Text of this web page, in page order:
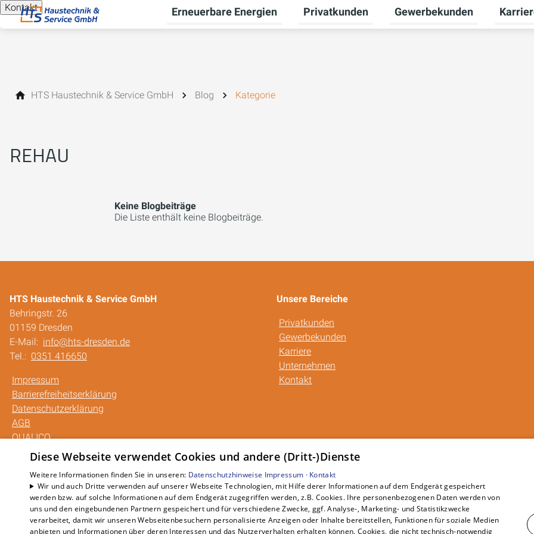
Kontakt Erneuerbare Energien
Untermenü für Erneuerbare Energien umschalten
Privatkunden
Untermenü für Privatkunden
Gewerbekunden
HTS Haustechnik & Service GmbH Blog Kategorie
REHAU
Keine Blogbeiträge
Die Liste enthält keine Blogbeiträge.
HTS Haustechnik & Service GmbH
Behringstr. 26
01159 Dresden
E-Mail: info@hts-dresden.de
Tel.: 0351 416650
Impressum
Barrierefreiheitserklärung
Datenschutzerklärung
AGB
QUALICO
Unsere Bereiche
Privatkunden
Gewerbekunden
Karriere
Unternehmen
Kontakt
Diese Webseite verwendet Cookies und andere (Dritt-)Dienste
Weitere Informationen finden Sie in unseren: Datenschutzhinweise Impressum · Kontakt
Wir und auch Dritte verwenden auf unserer Webseite Technologien, mit Hilfe derer Informationen auf dem Endgerät gespeichert
werden bzw. auf solche Informationen auf dem Endgerät zugegriffen werden, z.B. Cookies. Ihre personenbezogenen Daten werden von
uns und den eingebundenen Partnern gespeichert und für verschiedene Zwecke, ggf. Analyse-, Marketing- und Statistikzwecke
verarbeitet, damit wir unseren Webseitenbesuchern personalisierte Anzeigen oder Inhalte bereitstellen, Funktionen für soziale Medien
anbieten und Informationen über deren Interessen und das Nutzerverhalten erhalten können. Cookies, die nicht technisch-notwendig